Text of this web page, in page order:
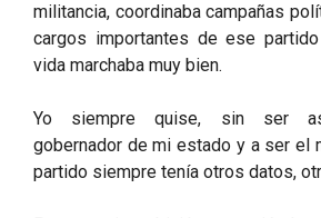
militancia, coordinaba campañas
cargos importantes de ese
vida marchaba muy bien.
Yo siempre quise, sin ser
gobernador de mi estado y a ser el
partido siempre tenía otros datos,